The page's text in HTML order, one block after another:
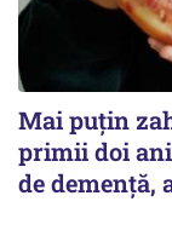
Mai puțin
primii doi
de demență,